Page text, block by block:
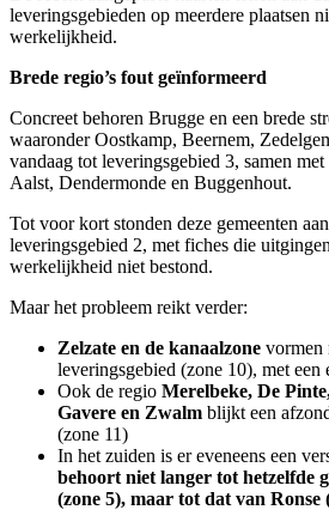
leveringsgebieden op meerdere plaatsen
werkelijkheid.
Brede regio’s fout geïnformeerd
Concreet behoren Brugge en een brede
waaronder Oostkamp, Beernem,
vandaag tot leveringsgebied 3, samen
Aalst, Dendermonde en Buggenhout.
Tot voor kort stonden deze gemeenten
leveringsgebied 2, met fiches die
werkelijkheid niet bestond.
Maar het probleem reikt verder:
Zelzate en de kanaalzone vormen
leveringsgebied (zone 10), met
Ook de regio Merelbeke, De
Gavere en Zwalm blijkt een
(zone 11)
In het zuiden is er eveneens een
behoort niet langer tot hetzelfde
(zone 5), maar tot dat van Ronse